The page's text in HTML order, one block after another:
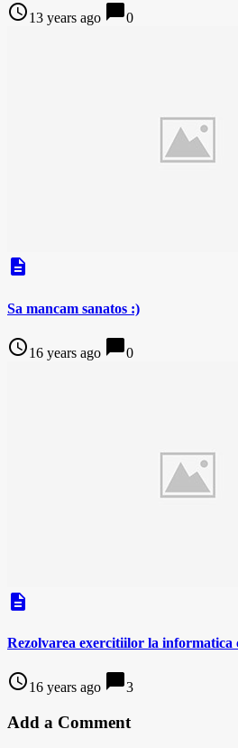
access_time13 years ago chat_bubble0
description
Sa mancam sanatos :)
access_time16 years ago chat_bubble0
description
Rezolvarea exercitiilor la informatica
access_time16 years ago chat_bubble3
Add a Comment